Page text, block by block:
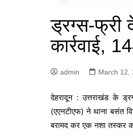
ड्रग्स-फ्री
कार्रवाई,
admin March 12,
देहरादून : उत्तराखंड के
(एएनटीएफ) ने थाना बसंत
बरामद कर एक नशा तस्कर